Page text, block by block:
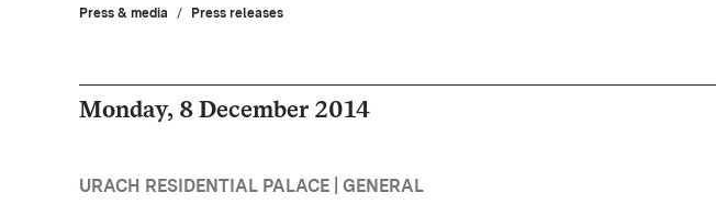
Press & media Press releases
Monday, 8 December 2014
URACH RESIDENTIAL PALACE | GENERAL